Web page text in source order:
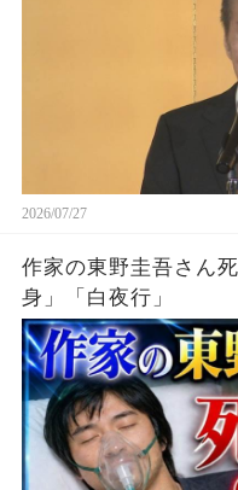
2026/07/27
作家の東野圭吾さん
身」「白夜行」